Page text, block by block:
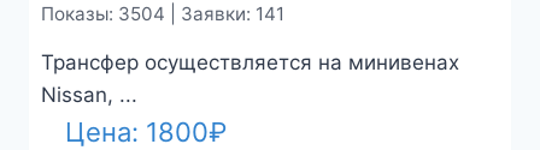
Показы: 3504 | Заявки: 141
Трансфер осуществляется на минивенах
Nissan, ...
Цена: 1800₽